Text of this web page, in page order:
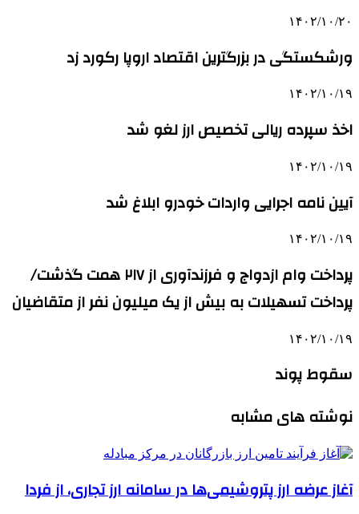
۱۴۰۲/۱۰/۲۰
ورشکستگی در بزرگترین اقتصاد اروپا رکورد زد
۱۴۰۲/۱۰/۱۹
اخذ سپرده ریالی تخصیص ارز لغو شد
۱۴۰۲/۱۰/۱۹
آیین نامه اجرایی واردات خودرو ابلاغ شد
۱۴۰۲/۱۰/۱۹
پرداخت وام ازدواج و فرزندآوری از ۲۱۷ همت گذشت/
پرداخت تسهیلات به بیش از یک میلیون نفر از متقاضیان
۱۴۰۲/۱۰/۱۹
سقوط پوند
نوشته های مشابه
آغاز عرضه ارز پتروشیمی‌ها در سامانه ارز تجاری، از فردا